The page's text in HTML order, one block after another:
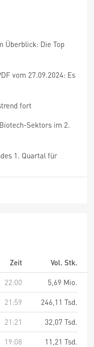
Überblick: Die Top
vom 27.09.2024: Es
fort
Sektors im 2.
1. Quartal für
Zeit
Vol. Stk.
22:00
5,69 Mio.
21:59
246,11 Tsd.
21:21
32,07 Tsd.
19:08
11,21 Tsd.